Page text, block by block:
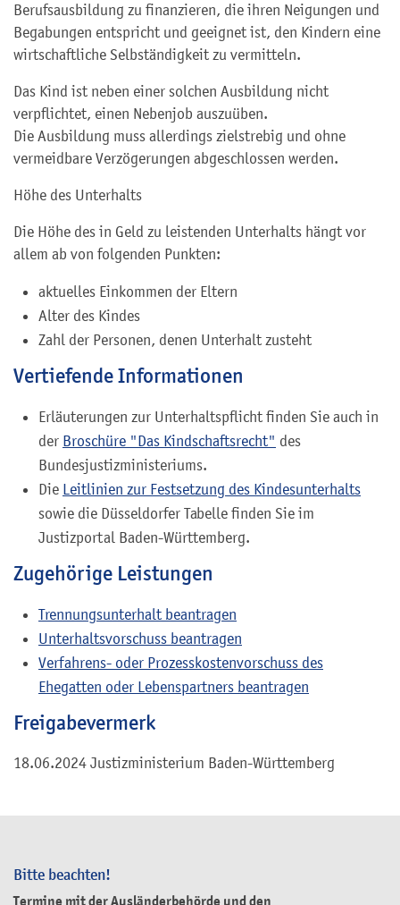
Bitte beachten!
Termine mit der Ausländerbehörde und den
Berufsausbildung zu finanzieren, die ihren Neigungen und
Begabungen entspricht und geeignet ist, den Kindern eine
wirtschaftliche Selbständigkeit zu vermitteln.
Das Kind ist neben einer solchen Ausbildung nicht
verpflichtet, einen Nebenjob auszuüben.
Die Ausbildung muss allerdings zielstrebig und ohne
vermeidbare Verzögerungen abgeschlossen werden.
Höhe des Unterhalts
Die Höhe des in Geld zu leistenden Unterhalts hängt vor
allem ab von folgenden Punkten:
aktuelles Einkommen der Eltern
Alter des Kindes
Zahl der Personen, denen Unterhalt zusteht
Vertiefende Informationen
Erläuterungen zur Unterhaltspflicht finden Sie auch in
der Broschüre "Das Kindschaftsrecht" des
Bundesjustizministeriums.
Die Leitlinien zur Festsetzung des Kindesunterhalts
sowie die Düsseldorfer Tabelle finden Sie im
Justizportal Baden-Württemberg.
Zugehörige Leistungen
Trennungsunterhalt beantragen
Unterhaltsvorschuss beantragen
Verfahrens- oder Prozesskostenvorschuss des
Ehegatten oder Lebenspartners beantragen
Freigabevermerk
18.06.2024 Justizministerium Baden-Württemberg